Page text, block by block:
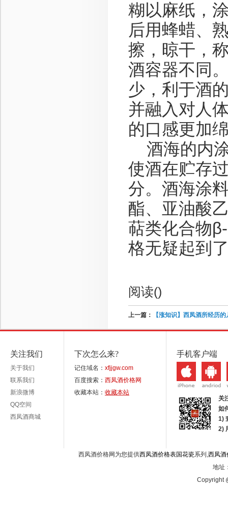
糊以麻纸，
后用蜂蜡、
擦，晾干，
酒容器不同
少，利于酒
并融入对人
的口感更加
酒海的内
使酒在贮存
分。酒海涂
酯、亚油酸
萜类化合物
格无疑起到
阅读()
上一篇： 【涨知识】西凤酒所经历
关注我们
关于我们
联系我们
新浪微博
QQ空间
西凤酒商城
下次怎么来?
记住域名： xfjjgw.com
百度搜索： 西凤酒价格网
收藏本站： 收藏本站
手机客户端
关
如
1)
2)
西凤酒价格网为您提供西凤酒价格表国花瓷系列,西凤酒
地址
Copyright